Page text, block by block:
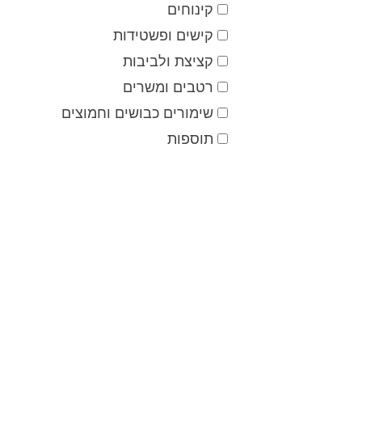
קינוחים
קישים ופשטידות
קציצת ולביבות
רטבים ומשרים
שימורים כבושים וחמוצים
תוספות